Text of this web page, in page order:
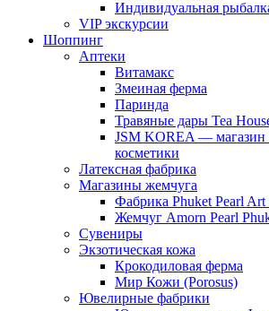
Индивидуальная
VIP экскурсии
Шоппинг
Аптеки
Витамакс
Змеиная ферма
Паринда
Травяные дары Tea
JSM KOREA — магазин
косметики
Латексная фабрика
Магазины жемчуга
Фабрика Phuket Pearl Art
Жемчуг Amorn Pearl
Сувениры
Экзотическая кожа
Крокодиловая ферма
Мир Кожи (Porosus)
Ювелирные фабрики